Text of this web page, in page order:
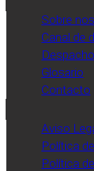
Sobre
Canal de
Glosario
Contacto
Aviso
Política
Política